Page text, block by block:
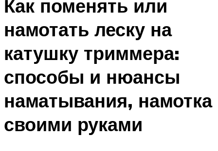
Как поменять или
намотать леску на
катушку триммера:
способы и нюансы
наматывания, намотка
своими руками